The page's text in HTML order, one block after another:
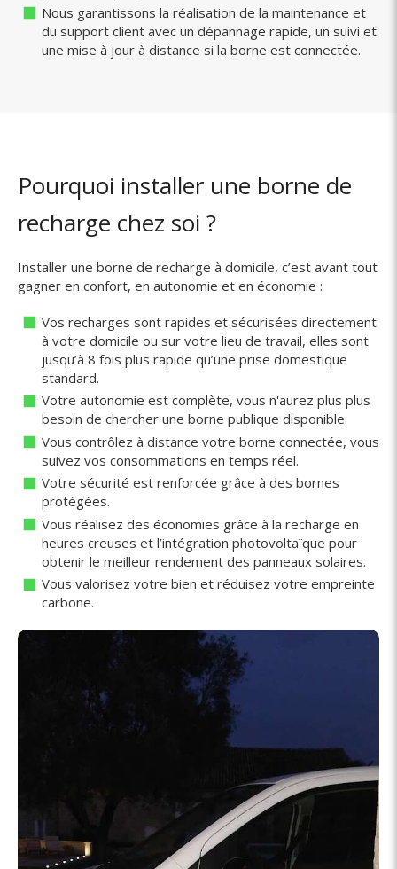
Nous garantissons la réalisation de la maintenance et
du support client avec un dépannage rapide, un suivi et
une mise à jour à distance si la borne est connectée.
Pourquoi installer une borne de
recharge chez soi ?
Installer une borne de recharge à domicile, c’est avant tout
gagner en confort, en autonomie et en économie :
Vos recharges sont rapides et sécurisées directement
à votre domicile ou sur votre lieu de travail, elles sont
jusqu’à 8 fois plus rapide qu’une prise domestique
standard.
Votre autonomie est complète, vous n'aurez plus plus
besoin de chercher une borne publique disponible.
Vous contrôlez à distance votre borne connectée, vous
suivez vos consommations en temps réel.
️Votre sécurité est renforcée grâce à des bornes
protégées.
Vous réalisez des économies grâce à la recharge en
heures creuses et l’intégration photovoltaïque pour
obtenir le meilleur rendement des panneaux solaires.
Vous valorisez votre bien et réduisez votre empreinte
carbone.